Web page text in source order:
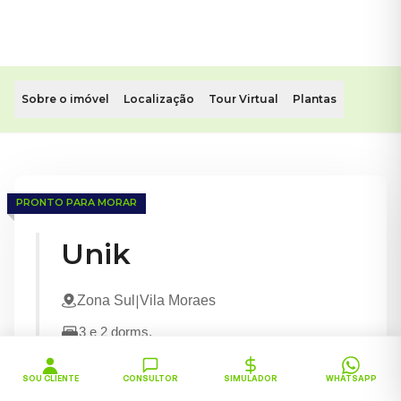
Sobre o imóvel Localização Tour Virtual Plantas
Com Suíte • 1 Vaga
Conheça o Unik. Este imóvel com apartamentos de 2 e 3
PRONTO PARA MORAR
Unik
Zona Sul |Vila Moraes
3 e 2 dorms.
1 Vaga
SOU CLIENTE CONSULTOR SIMULADOR WHATSAPP